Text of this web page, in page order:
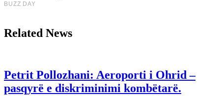
Related News
Petrit Pollozhani: Aeroporti i Ohrid –
pasqyrë e diskriminimi kombëtarë.